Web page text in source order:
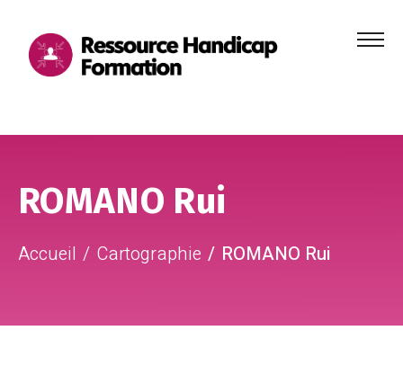
Menu
ROMANO Rui
Accueil Cartographie ROMANO Rui